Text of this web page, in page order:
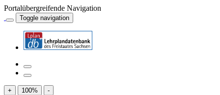
Portalübergreifende Navigation
Toggle navigation
+ 100% -